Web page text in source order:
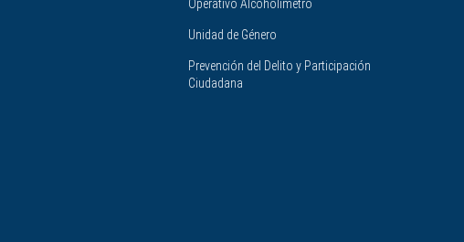
Operativo Alcoholimetro
Unidad de Género
Prevención del Delito y Participación
Ciudadana